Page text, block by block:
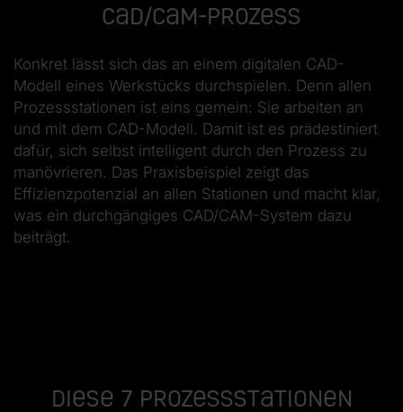
CAD/CAM-Prozess
Konkret lässt sich das an einem digitalen CAD-
Modell eines Werkstücks durchspielen. Denn allen
Prozessstationen ist eins gemein: Sie arbeiten an
und mit dem CAD-Modell. Damit ist es prädestiniert
dafür, sich selbst intelligent durch den Prozess zu
manövrieren. Das Praxisbeispiel zeigt das
Effizienzpotenzial an allen Stationen und macht klar,
was ein durchgängiges CAD/CAM-System dazu
beiträgt.
Diese 7 Prozessstationen